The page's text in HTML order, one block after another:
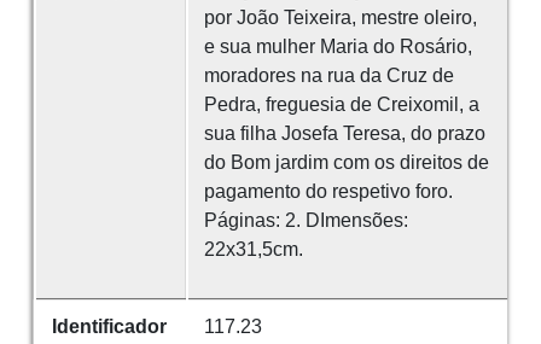
por João Teixeira, mestre oleiro,
e sua mulher Maria do Rosário,
moradores na rua da Cruz de
Pedra, freguesia de Creixomil, a
sua filha Josefa Teresa, do prazo
do Bom jardim com os direitos de
pagamento do respetivo foro.
Páginas: 2. DImensões:
22x31,5cm.
Identificador 117.23